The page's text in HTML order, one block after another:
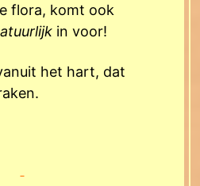
flora, komt ook
in voor!
het hart, dat